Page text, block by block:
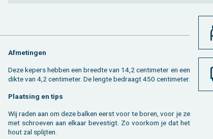
Af­me­tin­gen
Deze ke­pers heb­ben een breed­te van 14,2 cen­ti­me­ter en een
dikte van 4,2 cen­ti­me­ter. De leng­te be­draagt 450 cen­ti­me­ter.
Plaat­sing en tips
Wij raden aan om deze bal­ken eerst voor te boren, voor je ze
met schroe­ven aan el­kaar be­ves­tigt. Zo voor­kom je dat het
hout zal splij­ten.